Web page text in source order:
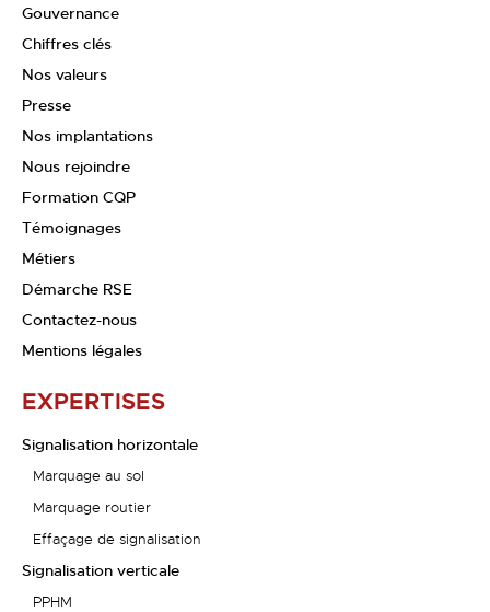
Gouvernance
Chiffres clés
Nos valeurs
Presse
Nos implantations
Nous rejoindre
Formation CQP
Témoignages
Métiers
Démarche RSE
Contactez-nous
Mentions légales
EXPERTISES
Signalisation horizontale
Marquage au sol
Marquage routier
Effaçage de signalisation
Signalisation verticale
PPHM